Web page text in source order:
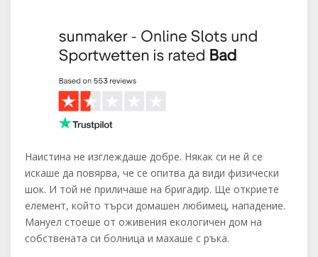
Наистина не изглеждаше добре. Някак си не й се
искаше да повярва, че се опитва да види физически
шок. И той не приличаше на бригадир. Ще откриете
елемент, който търси домашен любимец, нападение.
Мануел стоеше от оживения екологичен дом на
собствената си болница и махаше с ръка.